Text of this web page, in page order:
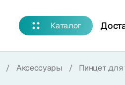
Каталог
/ Аксессуары / Пинцет для